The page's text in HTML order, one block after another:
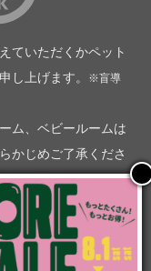
ていただくかペット
し上げます。
※盲導
ム、ベビールームは
かじめご了承くださ
）